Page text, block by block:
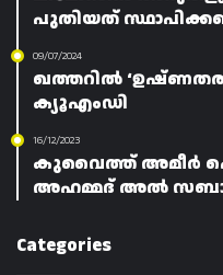
പുതിയത്
09/07/2024
ഖത്തറിൽ
ക്യൂഎംഡി
16/12/2023
കുവൈത്ത് അമീർ
അഹമ്മദ് അൽ സബാഹ്
Categories